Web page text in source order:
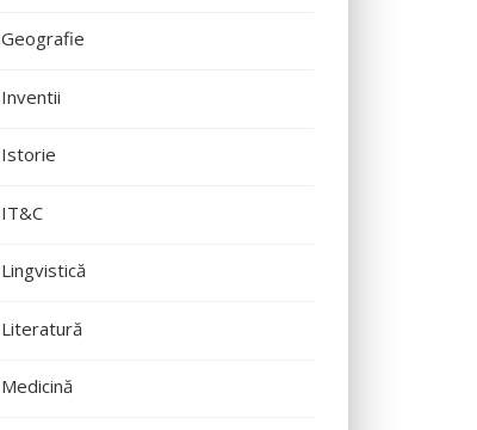
Geografie
Inventii
Istorie
IT&C
Lingvistică
Literatură
Medicină